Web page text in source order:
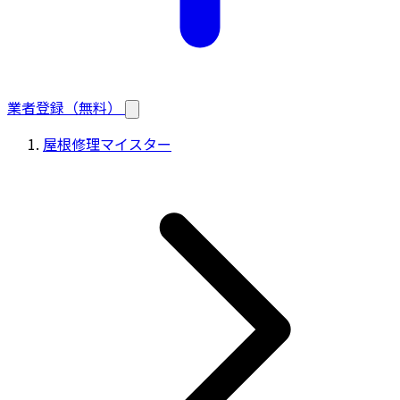
業者登録（無料）
屋根修理マイスター